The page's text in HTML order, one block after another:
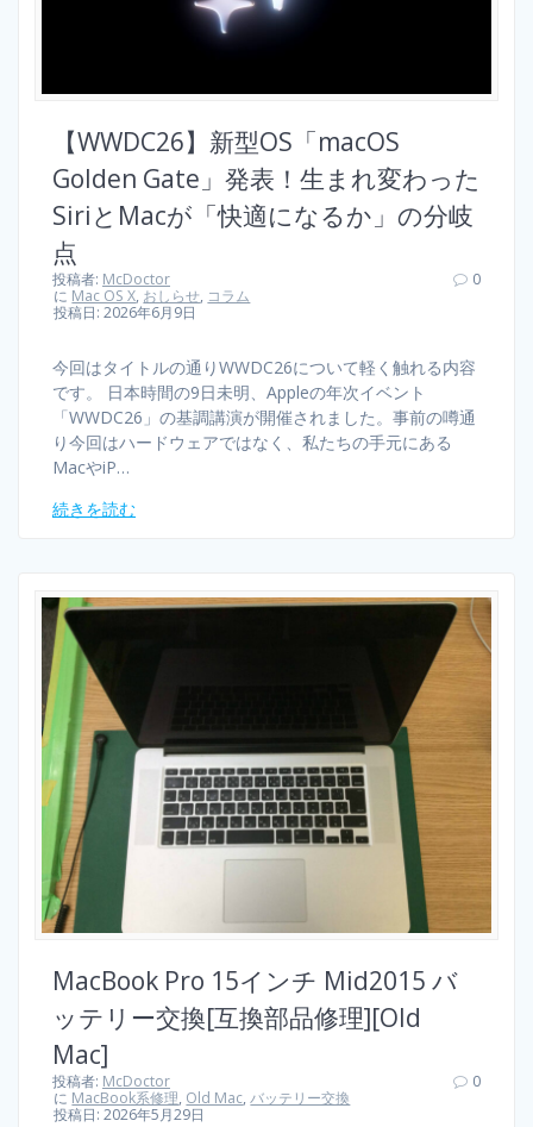
【WWDC26】新型OS「macOS
Golden Gate」発表！生まれ変わった
SiriとMacが「快適になるか」の分岐
点
投稿者: McDoctor
に Mac OS X, おしらせ, コラム
投稿日: 2026年6月9日
0
今回はタイトルの通りWWDC26について軽く触れる内容
です。 日本時間の9日未明、Appleの年次イベント
「WWDC26」の基調講演が開催されました。事前の噂通
り今回はハードウェアではなく、私たちの手元にある
MacやiP…
続きを読む
MacBook Pro 15インチ Mid2015 バ
ッテリー交換[互換部品修理][Old
Mac]
投稿者: McDoctor
に MacBook系修理, Old Mac,バッテリー交換
投稿日: 2026年5月29日
0